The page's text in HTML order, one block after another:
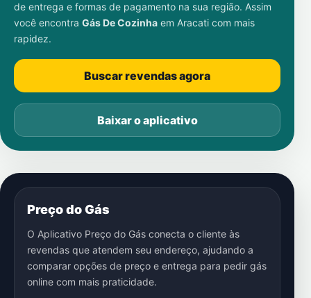
de entrega e formas de pagamento na sua região. Assim
você encontra Gás De Cozinha em Aracati com mais
rapidez.
Buscar revendas agora
Baixar o aplicativo
Preço do Gás
O Aplicativo Preço do Gás conecta o cliente às
revendas que atendem seu endereço, ajudando a
comparar opções de preço e entrega para pedir gás
online com mais praticidade.